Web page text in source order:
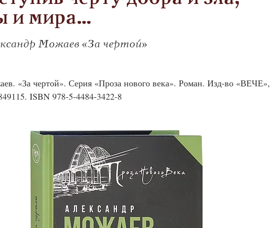
и мира…
Можаев «За чертой»
«За чертой». Серия «Проза нового века». Роман. Изд-во «ВЕЧЕ»,
ISBN 978-5-4484-3422-8